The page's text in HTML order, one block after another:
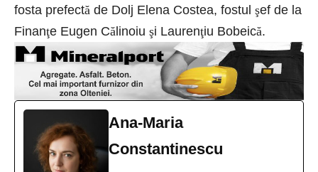
fosta prefectă de Dolj Elena Costea, fostul şef de la
Finanţe Eugen Că linoiu şi Laurenţiu Bobeică.
Ana-Maria
Constantinescu